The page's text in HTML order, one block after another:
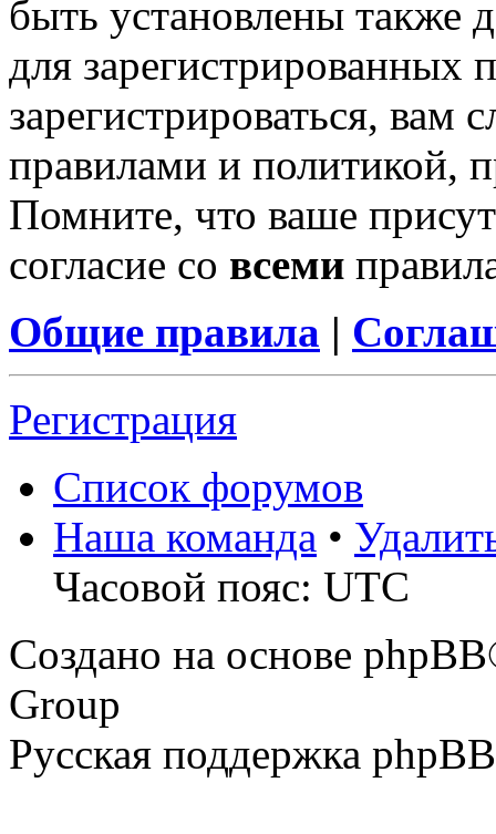
быть установлены также
для зарегистрированных
зарегистрироваться, вам
правилами и политикой,
Помните, что ваше
согласие со всеми
Общие правила |
Регистрация
Список форумов
Наша команда •
Часовой пояс: UTC
Создано на основе
Group
Русская поддержка phpBB